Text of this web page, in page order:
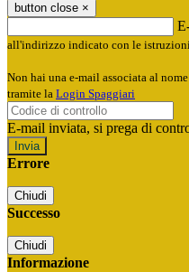
button close ×
all'indirizzo indicato con le istruzioni
Non hai una e-mail associata al
tramite la Login Spaggiari
E-mail inviata, si prega di
Errore
Chiudi
Successo
Chiudi
Informazione